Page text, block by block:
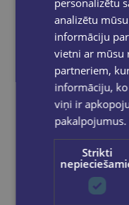
personalizētu
analizētu
informāciju
vietni ar mūsu
partneriem,
informāciju,
viņi ir
pakalpojumus.
Strikti